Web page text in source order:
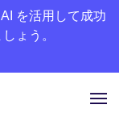
AI を活用して成功
ょう。